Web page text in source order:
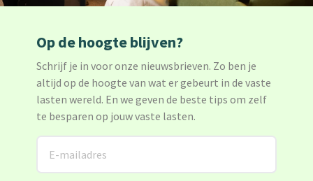
Op de hoogte blijven?
Schrijf je in voor onze nieuwsbrieven. Zo ben je
altijd op de hoogte van wat er gebeurt in de vaste
lasten wereld. En we geven de beste tips om zelf
te besparen op jouw vaste lasten.